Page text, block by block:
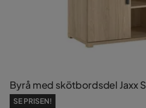
Byrå med skötbordsdel Jaxx
SE PRISEN!